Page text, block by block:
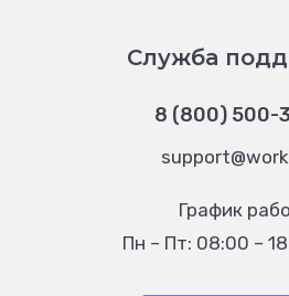
Служба
8 (800) 500-
График
Пн – Пт: 08:00 –